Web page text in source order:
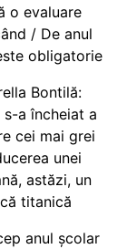
o evaluare
/ De anul
obligatorie
Bontilă:
a încheiat a
cei mai grei
unei
astăzi, un
titanică
anul școlar